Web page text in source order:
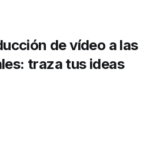
de vídeo a las
traza tus ideas